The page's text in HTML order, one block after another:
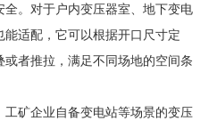
。对于户内变压器室、地下变电
适配，它可以根据开口尺寸定
者推拉，满足不同场地的空间条
矿企业自备变电站等场景的变压